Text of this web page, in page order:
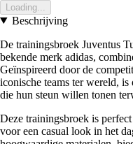
Loading...
Beschrijving
De trainingsbroek Juventus
bekende merk adidas,
Geïnspireerd door de
iconische teams ter wereld,
die hun steun willen tonen
Deze trainingsbroek is
voor een casual look in het